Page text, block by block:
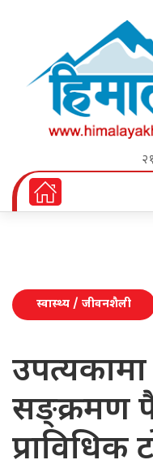
स्वास्थ्य / जीवनशैली
सङ्क्रमण
प्राविधिक